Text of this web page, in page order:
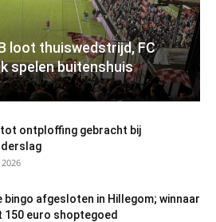
loot thuiswedstrijd, FC
spelen buitenshuis
ontploffing gebracht bij
bingo afgesloten in Hillegom; winnaar
150 euro shoptegoed